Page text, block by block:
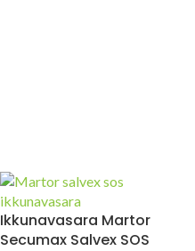
Ikkunavasara Martor
Secumax Salvex SOS